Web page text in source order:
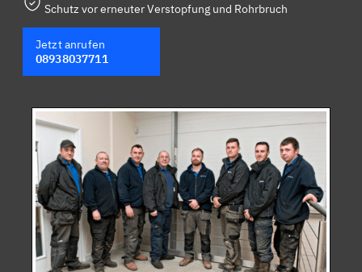
Schutz vor erneuter Verstopfung und Rohrbruch
Jetzt anrufen
08938037711